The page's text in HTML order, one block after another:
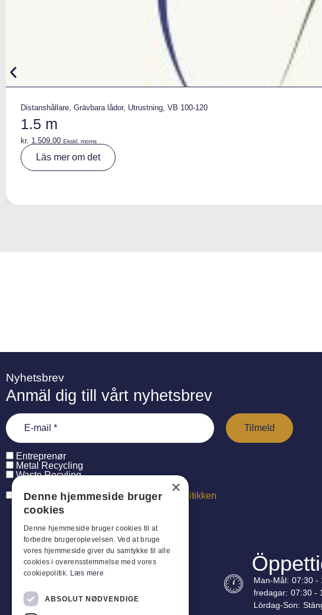
Distanshållare, Grävbara lådor, Utrustning, VB 100-120
1.5 m
kr. 1.509,00 Ekskl. moms
Läs mer om det
Nyhetsbrev
Anmäl dig till vårt nyhetsbrev
Entreprenør
Metal Recycling
Waste Recyling
Jeg har læst og acceptererpersondatapolitikken
Man-Mål: 07:30 -
fredagar: 07:30 -
Lördag-Son:
×
Denne hjemmeside bruger
cookies
Denne hjemmeside bruger cookies til at
forbedre brugeroplevelsen. Ved at bruge
vores hjemmeside giver du samtykke til alle
cookies i overensstemmelse med vores
cookiepolitik. Læs mere
ABSOLUT NØDVENDIGE